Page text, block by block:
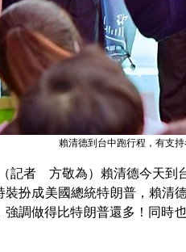
賴清德到台中跑行程，有支
者 方敬為）賴清德今天到
扮成美國總統特朗普，賴清
強調做得比特朗普還多！同時